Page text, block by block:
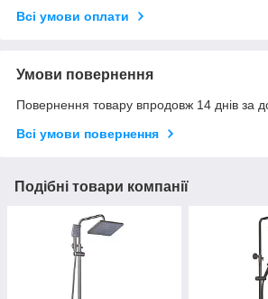
Всі умови оплати
Умови повернення
Повернення товару впродовж 14 днів за
Всі умови повернення
Подібні товари компанії